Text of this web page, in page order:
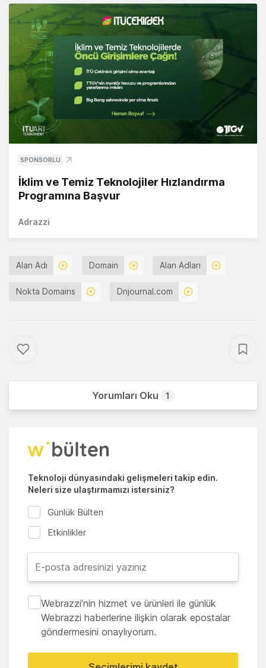
SPONSORLU
İklim ve Temiz Teknolojiler Hızlandırma
Programına Başvur
Adrazzi
Alan Adı Domain Alan Adları
Nokta Domains Dnjournal.com
Yorumları Oku 1
Teknoloji dünyasındaki gelişmeleri takip edin.
Neleri size ulaştırmamızı istersiniz?
Günlük Bülten
Etkinlikler
Webrazzi'nin hizmet ve ürünleri ile günlük
Webrazzi haberlerine ilişkin olarak epostalar
göndermesini onaylıyorum.